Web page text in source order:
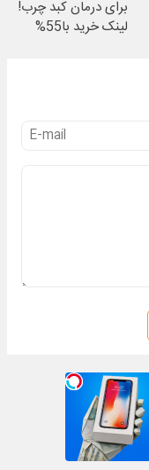
برای درمان کبد چرب!
لینک خرید با55%